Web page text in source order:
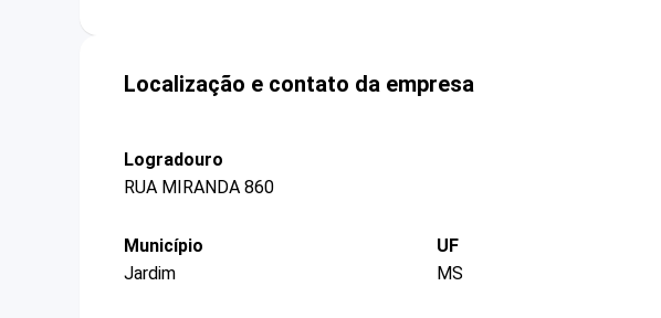
Localização e contato da empresa
Logradouro
RUA MIRANDA 860
Município
Jardim
UF
MS